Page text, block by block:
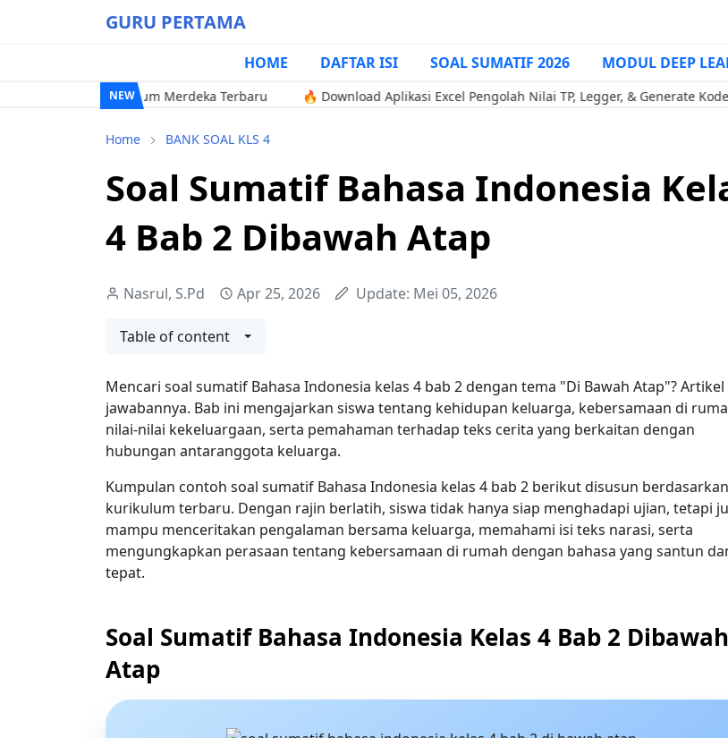
GURU PERTAMA
HOME DAFTAR ISI SOAL SUMATIF 2026 MODUL DEEP
NEW
SD Kurikulum Merdeka Terbaru 🔥 Download Aplikasi Excel Pengolah Nilai TP, Legger, & Generate Kode T/R
Home BANK SOAL KLS 4
Soal Sumatif Bahasa Indonesia
4 Bab 2 Dibawah Atap
Nasrul, S.Pd Apr 25, 2026 Update: Mei 05, 2026
Table of content
Mencari soal sumatif Bahasa Indonesia kelas 4 bab 2 dengan tema "Di Bawah Atap"? Artikel
jawabannya. Bab ini mengajarkan siswa tentang kehidupan keluarga, kebersamaan di
nilai-nilai kekeluargaan, serta pemahaman terhadap teks cerita yang berkaitan dengan
hubungan antaranggota keluarga.
Kumpulan contoh soal sumatif Bahasa Indonesia kelas 4 bab 2 berikut disusun berdasarkan
kurikulum terbaru. Dengan rajin berlatih, siswa tidak hanya siap menghadapi ujian, tetapi
mampu menceritakan pengalaman bersama keluarga, memahami isi teks narasi, serta
mengungkapkan perasaan tentang kebersamaan di rumah dengan bahasa yang santun
tepat.
Soal Sumatif Bahasa Indonesia Kelas 4 Bab 2 Dibawah
Atap